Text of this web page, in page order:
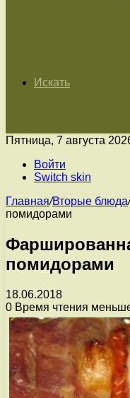
Искать
Пятница, 7 августа
Войти
Switch skin
Главная/Вторые блюда/
помидорами
помидорами
18.06.2018
0 Время чтения